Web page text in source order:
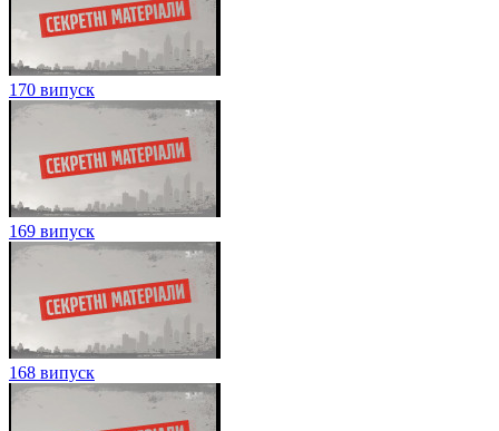
170 випуск
169 випуск
168 випуск